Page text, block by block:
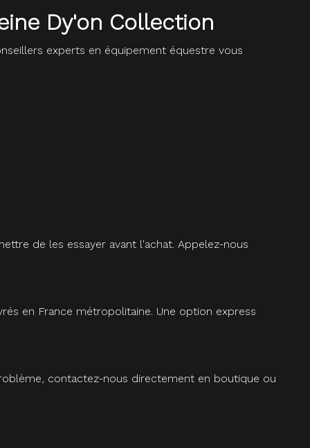
Dy'on Collection
experts en équipement équestre vous
de les essayer avant l'achat. Appelez-nous
en France métropolitaine. Une option express
contactez-nous directement en boutique ou